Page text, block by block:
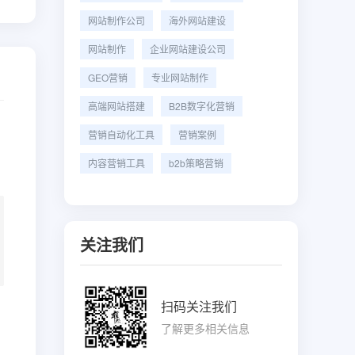
网站制作公司 海外网站建设
网站制作 企业网站建设公司
GEO营销 专业网站制作
高端网站搭建 B2B数字化营销
营销自动化工具 营销案例
内容营销工具 b2b策略营销
关注我们
扫码关注我们
了解更多相关信息